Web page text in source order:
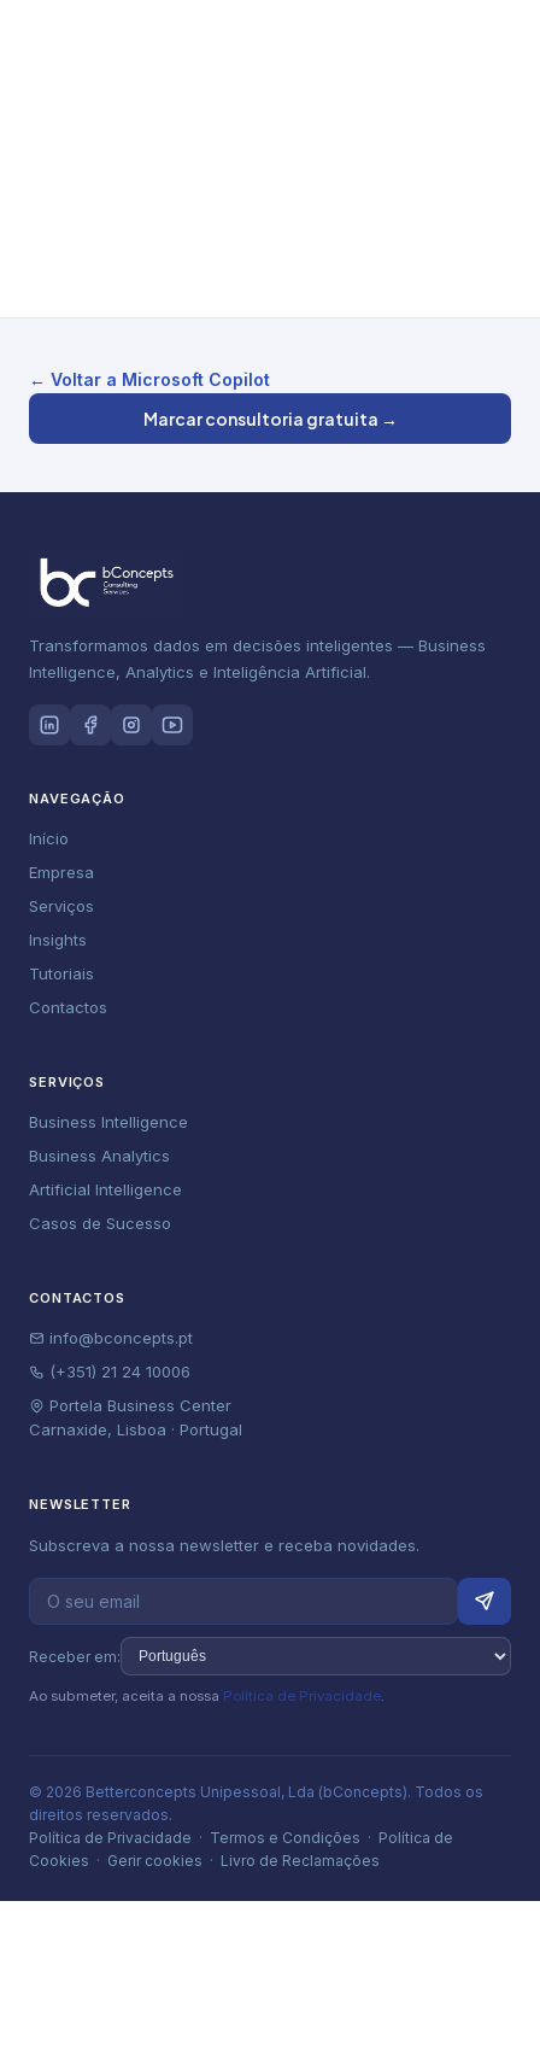
← Voltar a Microsoft Copilot
Marcar consultoria gratuita →
Transformamos dados em decisões inteligentes — Business
Intelligence, Analytics e Inteligência Artificial.
NAVEGAÇÃO
Início
Empresa
Serviços
Insights
Tutoriais
Contactos
SERVIÇOS
Business Intelligence
Business Analytics
Artificial Intelligence
Casos de Sucesso
CONTACTOS
info@bconcepts.pt
(+351) 21 24 10006
Portela Business Center
Carnaxide, Lisboa · Portugal
NEWSLETTER
Subscreva a nossa newsletter e receba novidades.
Receber em:
Ao submeter, aceita a nossa Política de Privacidade.
© 2026 Betterconcepts Unipessoal, Lda (bConcepts). Todos os
direitos reservados.
Política de Privacidade · Termos e Condições · Política de
Cookies · Gerir cookies · Livro de Reclamações